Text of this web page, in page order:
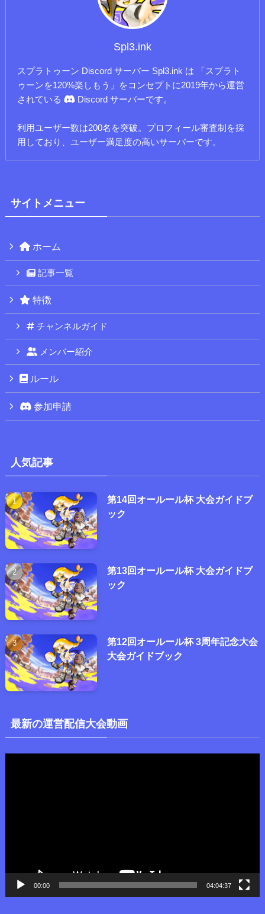
Spl3.ink
スプラトゥーン Discord サーバー Spl3.ink は 「スプラト
ゥーンを120%楽しもう」をコンセプトに2019年から運営
されている
Discord サーバーです。
利用ユーザー数は200名を突破。プロフィール審査制を採
用しており、ユーザー満足度の高いサーバーです。
サイトメニュー
ホーム
記事一覧
特徴
チャンネルガイド
メンバー紹介
ルール
参加申請
人気記事
第14回オールール杯 大会ガイドブ
ック
第13回オールール杯 大会ガイドブ
ック
第12回オールール杯 3周年記念大会
大会ガイドブック
最新の運営配信大会動画
00:00 04:04:37